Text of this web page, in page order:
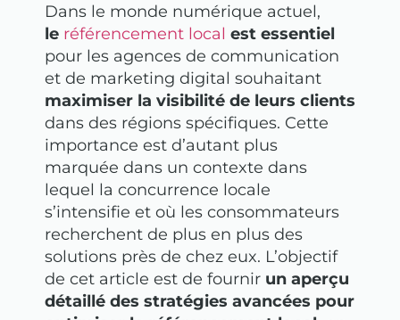
Dans le monde numérique actuel,
le référencement local est essentiel
pour les agences de communication
et de marketing digital souhaitant
maximiser la visibilité de leurs clients
dans des régions spécifiques. Cette
importance est d’autant plus
marquée dans un contexte dans
lequel la concurrence locale
s’intensifie et où les consommateurs
recherchent de plus en plus des
solutions près de chez eux. L’objectif
de cet article est de fournir un aperçu
détaillé des stratégies avancées pour